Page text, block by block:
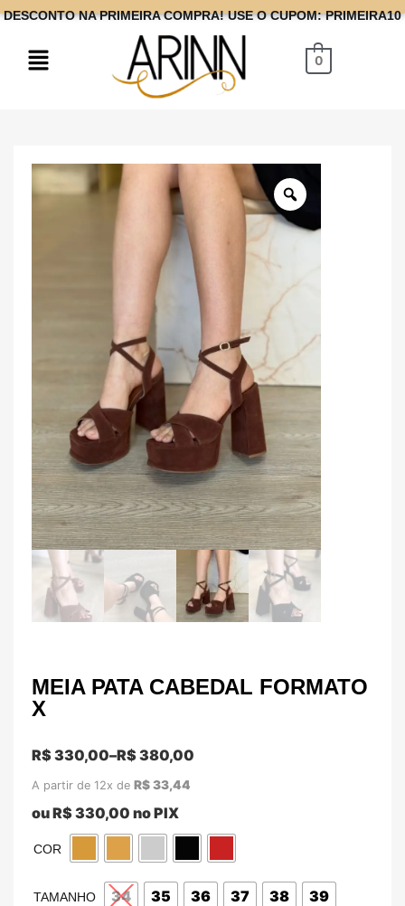
DESCONTO NA PRIMEIRA COMPRA! USE O CUPOM: PRIMEIRA10
0
MEIA PATA CABEDAL FORMATO
X
R$330,00–R$380,00
A partir de 12x de R$33,44
ouR$330,00 no PIX
COR
TAMANHO 34 35 36 37 38 39